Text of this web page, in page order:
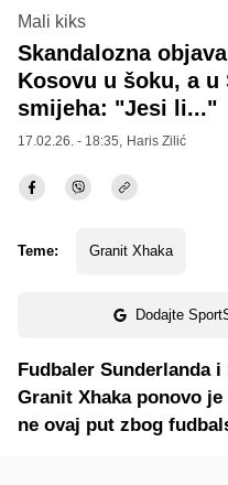
Mali kiks
Skandalozna
Kosovu u šoku, a
smijeha: "Jesi li..."
17.02.26. - 18:35, Haris Zilić
Teme: Granit Xhaka
Dodajte
Fudbaler Sunderlanda
Granit Xhaka ponovo
ne ovaj put zbog